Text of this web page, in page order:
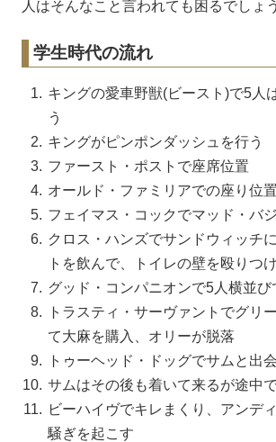
人はそんなこと言われても困るでしょ
学生時代の流れ
キングの愛車野獣(ビースト)で5人
う
キングがピンポンダッシュを行う
ファースト・ポストで座席位置
オールド・ファミリアでの座り位置
フェイマス・コックでマッド・バ
クロス・ハンズでサンドウィッチ
トを飲んで、トイレの壁を殴りつ
グッド・コンパニオンで5人横並び
トラスティ・サーヴァントでグリ
て大麻を購入、オリーが脱落
トゥーヘッド・ドッグでサムと出
サムはその後も着いて来るが途中
ビーハイヴでキレまくり、アンデ
騒ぎを起こす